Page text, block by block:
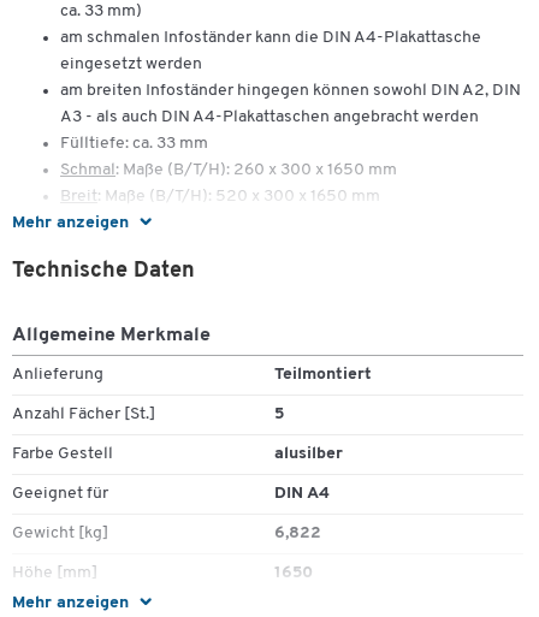
Mehr anzeigen
ca. 33 mm)
am schmalen Infoständer kann die DIN A4-Plakattasche
eingesetzt werden
am breiten Infoständer hingegen können sowohl DIN A2, DIN
A3 - als auch DIN A4-Plakattaschen angebracht werden
Fülltiefe: ca. 33 mm
Schmal : Maße (B/T/H): 260 x 300 x 1650 mm
Breit: Maße (B/T/H): 520 x 300 x 1650 mm
Lieferung ohne Zubehör
Mehr anzeigen
Technische Daten
Allgemeine Merkmale
Anlieferung Teilmontiert
Anzahl Fächer [St.] 5
Farbe Gestell alusilber
Geeignet für DIN A4
Gewicht [kg] 6,822
Höhe [mm] 1650
Material